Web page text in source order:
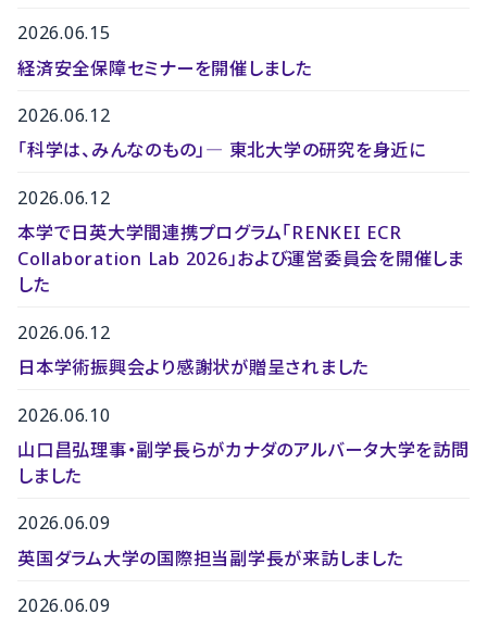
2026.06.15
経済安全保障セミナーを開催しました
2026.06.12
「科学は、みんなのもの」― 東北大学の研究を身近に
2026.06.12
本学で日英大学間連携プログラム「RENKEI ECR
Collaboration Lab 2026」および運営委員会を開催しま
した
2026.06.12
日本学術振興会より感謝状が贈呈されました
2026.06.10
山口昌弘理事・副学長らがカナダのアルバータ大学を訪問
しました
2026.06.09
英国ダラム大学の国際担当副学長が来訪しました
2026.06.09